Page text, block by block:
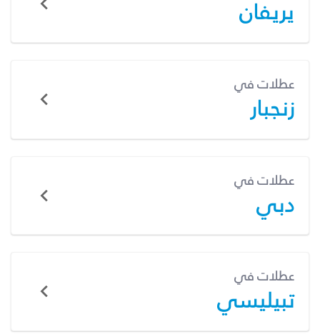
يريفان
عطلات في
زنجبار
عطلات في
دبي
عطلات في
تبيليسي